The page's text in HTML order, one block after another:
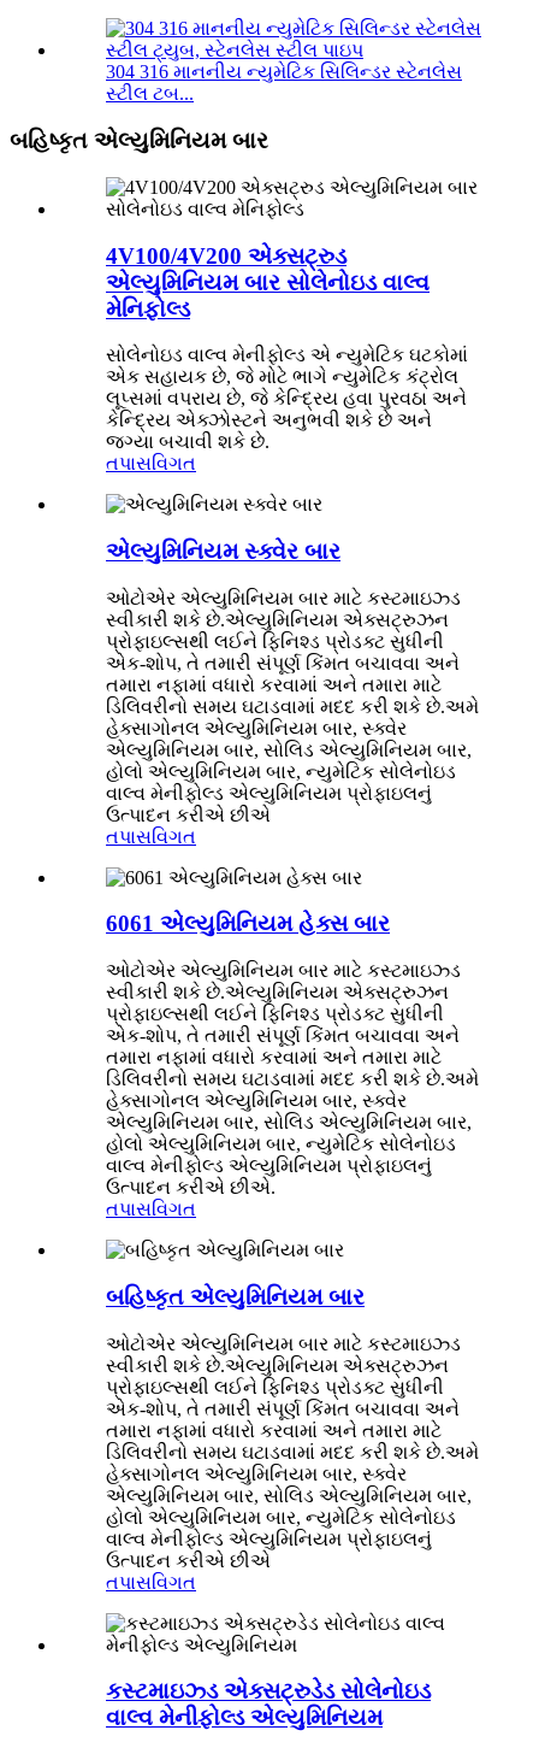
304 316 માનનીય ન્યુમેટિક સિલિન્ડર સ્ટેનલેસ
સ્ટીલ ટબ...
બહિષ્કૃત એલ્યુમિનિયમ બાર
4V100/4V200 એક્સટ્રુડ
એલ્યુમિનિયમ બાર સોલેનોઇડ વાલ્વ
મેનિફોલ્ડ
સોલેનોઇડ વાલ્વ મેનીફોલ્ડ એ ન્યુમેટિક ઘટકોમાં
એક સહાયક છે, જે મોટે ભાગે ન્યુમેટિક કંટ્રોલ
લૂપ્સમાં વપરાય છે, જે કેન્દ્રિય હવા પુરવઠા અને
કેન્દ્રિય એક્ઝોસ્ટને અનુભવી શકે છે અને
જગ્યા બચાવી શકે છે.
તપાસવિગત
એલ્યુમિનિયમ સ્ક્વેર બાર
ઓટોએર એલ્યુમિનિયમ બાર માટે કસ્ટમાઇઝ્ડ
સ્વીકારી શકે છે.એલ્યુમિનિયમ એક્સટ્રુઝન
પ્રોફાઇલ્સથી લઈને ફિનિશ્ડ પ્રોડક્ટ સુધીની
એક-શોપ, તે તમારી સંપૂર્ણ કિંમત બચાવવા અને
તમારા નફામાં વધારો કરવામાં અને તમારા માટે
ડિલિવરીનો સમય ઘટાડવામાં મદદ કરી શકે છે.અમે
હેક્સાગોનલ એલ્યુમિનિયમ બાર, સ્ક્વેર
એલ્યુમિનિયમ બાર, સોલિડ એલ્યુમિનિયમ બાર,
હોલો એલ્યુમિનિયમ બાર, ન્યુમેટિક સોલેનોઇડ
વાલ્વ મેનીફોલ્ડ એલ્યુમિનિયમ પ્રોફાઇલનું
ઉત્પાદન કરીએ છીએ
તપાસવિગત
6061 એલ્યુમિનિયમ હેક્સ બાર
ઓટોએર એલ્યુમિનિયમ બાર માટે કસ્ટમાઇઝ્ડ
સ્વીકારી શકે છે.એલ્યુમિનિયમ એક્સટ્રુઝન
પ્રોફાઇલ્સથી લઈને ફિનિશ્ડ પ્રોડક્ટ સુધીની
એક-શોપ, તે તમારી સંપૂર્ણ કિંમત બચાવવા અને
તમારા નફામાં વધારો કરવામાં અને તમારા માટે
ડિલિવરીનો સમય ઘટાડવામાં મદદ કરી શકે છે.અમે
હેક્સાગોનલ એલ્યુમિનિયમ બાર, સ્ક્વેર
એલ્યુમિનિયમ બાર, સોલિડ એલ્યુમિનિયમ બાર,
હોલો એલ્યુમિનિયમ બાર, ન્યુમેટિક સોલેનોઇડ
વાલ્વ મેનીફોલ્ડ એલ્યુમિનિયમ પ્રોફાઇલનું
ઉત્પાદન કરીએ છીએ.
તપાસવિગત
બહિષ્કૃત એલ્યુમિનિયમ બાર
ઓટોએર એલ્યુમિનિયમ બાર માટે કસ્ટમાઇઝ્ડ
સ્વીકારી શકે છે.એલ્યુમિનિયમ એક્સટ્રુઝન
પ્રોફાઇલ્સથી લઈને ફિનિશ્ડ પ્રોડક્ટ સુધીની
એક-શોપ, તે તમારી સંપૂર્ણ કિંમત બચાવવા અને
તમારા નફામાં વધારો કરવામાં અને તમારા માટે
ડિલિવરીનો સમય ઘટાડવામાં મદદ કરી શકે છે.અમે
હેક્સાગોનલ એલ્યુમિનિયમ બાર, સ્ક્વેર
એલ્યુમિનિયમ બાર, સોલિડ એલ્યુમિનિયમ બાર,
હોલો એલ્યુમિનિયમ બાર, ન્યુમેટિક સોલેનોઇડ
વાલ્વ મેનીફોલ્ડ એલ્યુમિનિયમ પ્રોફાઇલનું
ઉત્પાદન કરીએ છીએ
તપાસવિગત
કસ્ટમાઇઝ્ડ એક્સટ્રુડેડ સોલેનોઇડ
વાલ્વ મેનીફોલ્ડ એલ્યુમિનિયમ